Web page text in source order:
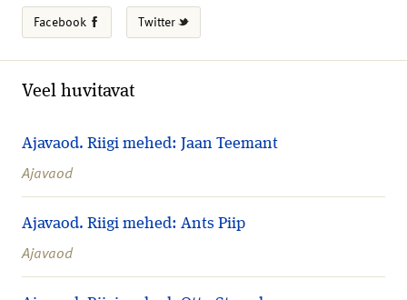
Facebook Twitter
Veel huvitavat
Ajavaod. Riigi mehed: Jaan Teemant
Ajavaod
Ajavaod. Riigi mehed: Ants Piip
Ajavaod